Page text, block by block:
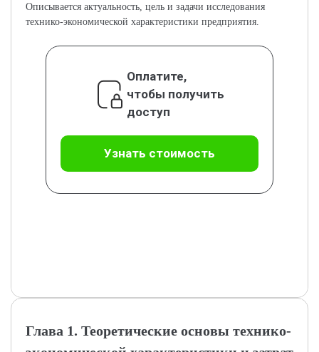
Описывается актуальность, цель и задачи исследования
технико-экономической характеристики предприятия.
Оплатите,
чтобы получить
доступ
Узнать стоимость
Глава 1. Теоретические основы технико-